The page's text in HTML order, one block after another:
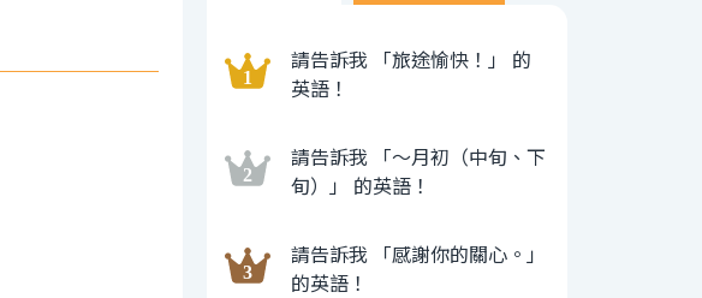
請告訴我 「旅途愉快！」 的
英語！
請告訴我 「〜月初（中旬、下
旬）」 的英語！
請告訴我 「感謝你的關心。」
的英語！